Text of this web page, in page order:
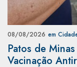
08/08/2026 em
Patos de
Vacinação